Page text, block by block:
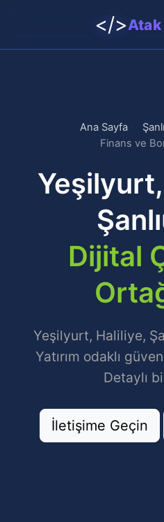
</>Atak
Ana Sayfa
Finans ve
Dijital
Yeşilyurt, Haliliye,
Yatırım odaklı
Detaylı
İletişime Geçin